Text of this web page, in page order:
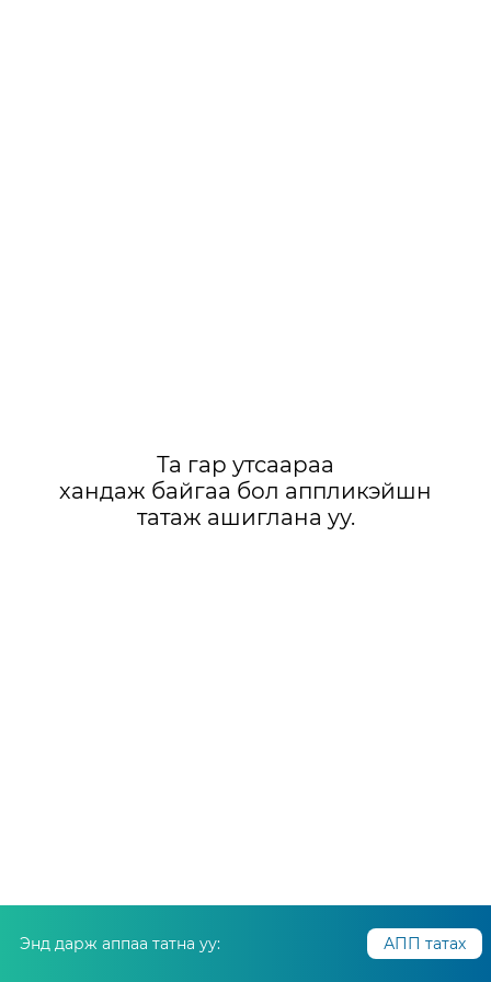
Та гар утсаараа
хандаж байгаа бол аппликэйшн
татаж ашиглана уу.
Энд дарж аппаа татна уу: АПП татах